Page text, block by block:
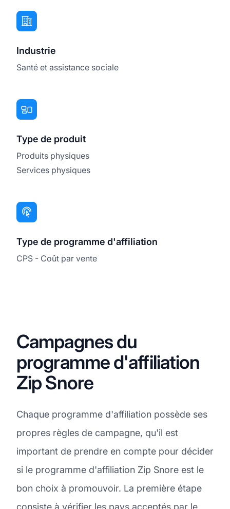
Industrie
Santé et assistance sociale
Type de produit
Produits physiques
Services physiques
Type de programme d'affiliation
CPS - Coût par vente
Campagnes du
programme d'affiliation
Zip Snore
Chaque programme d'affiliation possède ses
propres règles de campagne, qu'il est
important de prendre en compte pour décider
si le programme d'affiliation Zip Snore est le
bon choix à promouvoir. La première étape
consiste à vérifier les pays acceptés par le